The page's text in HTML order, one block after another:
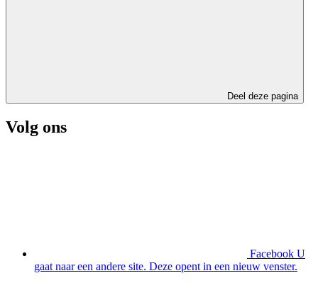
Deel deze pagina
Volg ons
Facebook U
gaat naar een andere site. Deze opent in een nieuw venster.